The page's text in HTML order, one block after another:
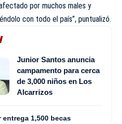
por muchos males y
con todo el país”, puntualizó.
Junior Santos anuncia
campamento para cerca
de 3,000 niños en Los
Alcarrizos
entrega 1,500 becas